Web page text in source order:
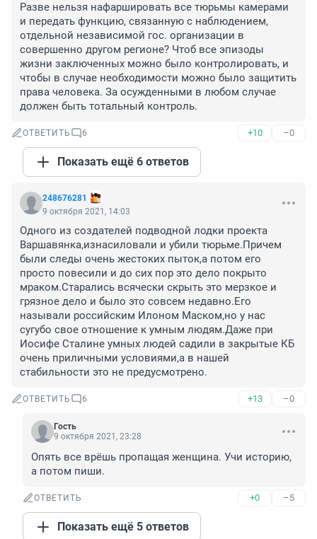
Разве нельзя нафаршировать все тюрьмы камерами
и передать функцию, связанную с наблюдением,
отдельной независимой гос. организации в
совершенно другом регионе? Чтоб все эпизоды
жизни заключенных можно было контролировать, и
чтобы в случае необходимости можно было защитить
права человека. За осужденными в любом случае
должен быть тотальный контроль.
ОТВЕТИТЬ 6 +10 –0
Показать ещё 6 ответов
248676281
9 октября 2021, 14:03
Одного из создателей подводной лодки проекта
Варшавянка,изнасиловали и убили тюрьме.Причем
были следы очень жестоких пыток,а потом его
просто повесили и до сих пор это дело покрыто
мраком.Старались всячески скрыть это мерзкое и
грязное дело и было это совсем недавно.Его
называли российским Илоном Маском,но у нас
сугубо свое отношение к умным людям.Даже при
Иосифе Сталине умных людей садили в закрытые КБ
очень приличными условиями,а в нашей
стабильности это не предусмотрено.
ОТВЕТИТЬ 6 +13 –0
Гость
9 октября 2021, 23:28
Опять все врёшь пропащая женщина. Учи историю,
а потом пиши.
ОТВЕТИТЬ +0 –5
Показать ещё 5 ответов